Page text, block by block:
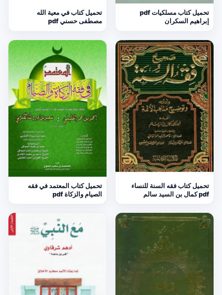
تحميل كتاب مسلكيات pdf
إبراهيم السكران
تحميل كتاب في معية الله
مصطفى حسني pdf
تحميل كتاب فقه السنة للنساء
pdf كمال بن السيد سالم
تحميل كتاب المعتمد في فقه
الصيام والزكاة pdf